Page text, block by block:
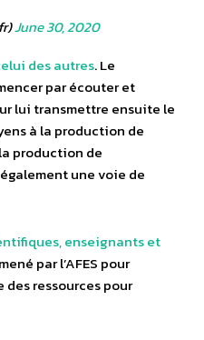
June 30, 2020
des autres. Le
par écouter et
lui transmettre ensuite le
à la production de
production de
une voie de
enseignants et
par l’AFES pour
ressources pour